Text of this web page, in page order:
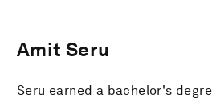
Amit Seru
Seru earned a bachelor's